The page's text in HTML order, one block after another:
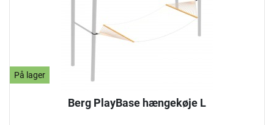
På lager
Berg PlayBase hængekøje L